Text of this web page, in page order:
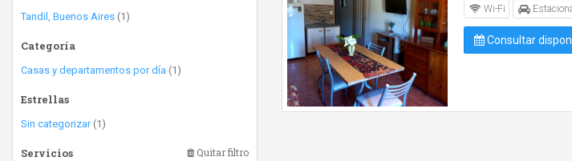
Tandil, Buenos Aires (1)
Categoría
Casas y departamentos por día (1)
Estrellas
Sin categorizar(1)
Servicios Quitar filtro
Wi-Fi
Consultar